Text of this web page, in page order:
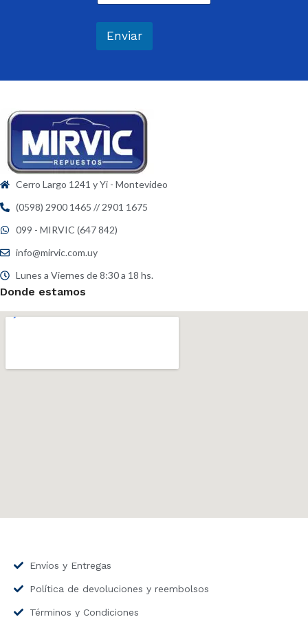
*
r
r
t
r
ó
n
i
c
o
*
Enviar
Cerro Largo 1241 y Yi - Montevideo
(0598) 2900 1465 // 2901 1675
099 - MIRVIC (647 842)
info@mirvic.com.uy
Lunes a Viernes de 8:30 a 18 hs.
Donde estamos
Envíos y Entregas
Política de devoluciones y reembolsos
Términos y Condiciones